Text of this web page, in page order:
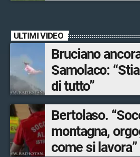
ULTIMI VIDEO
Bruciano
Samolaco:
di tutto”
Bertolaso.
montagna,
come si lavora”